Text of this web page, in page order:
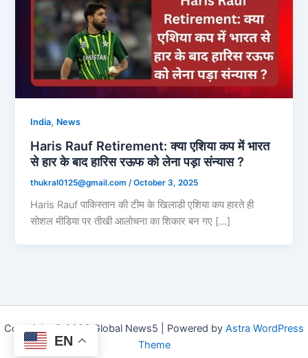
India, News
Haris Rauf Retirement: क्या एशिया कप में भारत
से हार के बाद हारिस रऊफ को लेना पड़ा संन्यास ?
thukral0125@gmail.com /October 3, 2025
Haris Rauf पाकिस्तान की टीम के खिलाडी एशिया कप हारते ही
सोशल मीडिया पर तीखी आलोचना का शिकार बन गए […]
Copyright © 2026 Global News5 | Powered by Astra WordPress
Theme
EN